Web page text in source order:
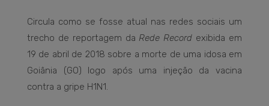
Circula como se fosse atual nas redes sociais um
trecho de reportagem da Rede Record exibida em
19 de abril de 2018 sobre a morte de uma idosa em
Goiânia (GO) logo após uma injeção da vacina
contra a gripe H1N1.